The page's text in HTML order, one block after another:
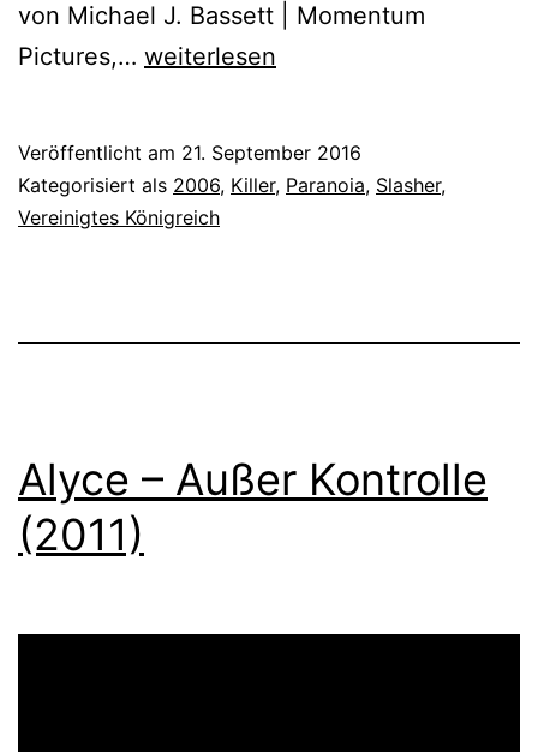
von Michael J. Bassett | Momentum
Pictures,… Wilderness
weiterlesen
Veröffentlicht am 21. September 2016
Kategorisiert als 2006, Killer, Paranoia, Slasher,
Vereinigtes Königreich
Alyce – Außer Kontrolle
(2011)